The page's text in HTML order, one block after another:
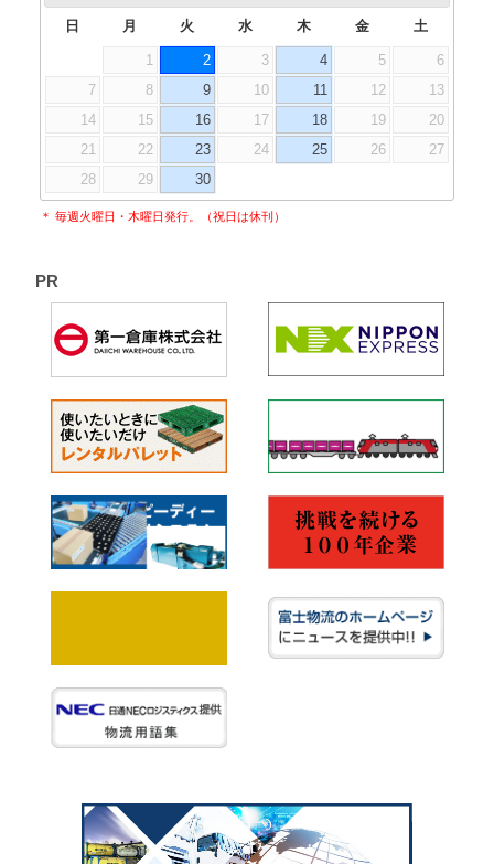
日 月 火 水 木 金 土
1 2 3 4 5
6
7
8 9 10 11 12
13
14
15 16 17 18 19
20
21
22 23 24 25 26
27
28
29 30
＊ 毎週火曜日・木曜日発行。（祝日は休刊）